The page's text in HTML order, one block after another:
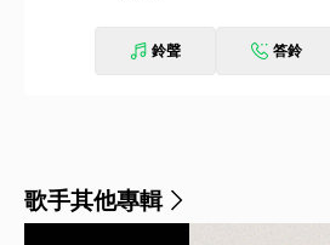
鈴聲 答鈴
歌手其他專輯